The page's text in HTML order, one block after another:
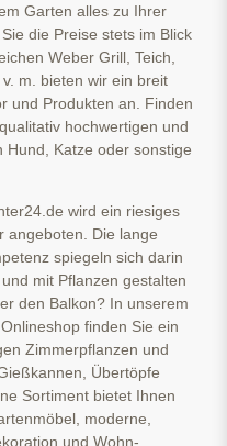
Garten alles zu Ihrer
die Preise stets im Blick
Weber Grill, Teich,
m. bieten wir ein breit
und Produkten an. Finden
hochwertigen und
Katze oder sonstige
wird ein riesiges
angeboten. Die lange
spiegeln sich darin
mit Pflanzen gestalten
den Balkon? In unserem
finden Sie ein
Zimmerpflanzen und
Übertöpfe
Sortiment bietet Ihnen
moderne,
und Wohn-